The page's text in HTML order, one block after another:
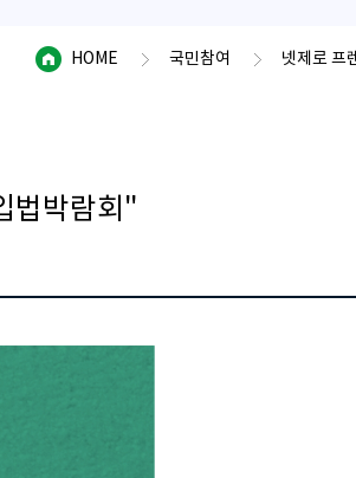
HOME 국민참여 넷제로 프
법박람회"